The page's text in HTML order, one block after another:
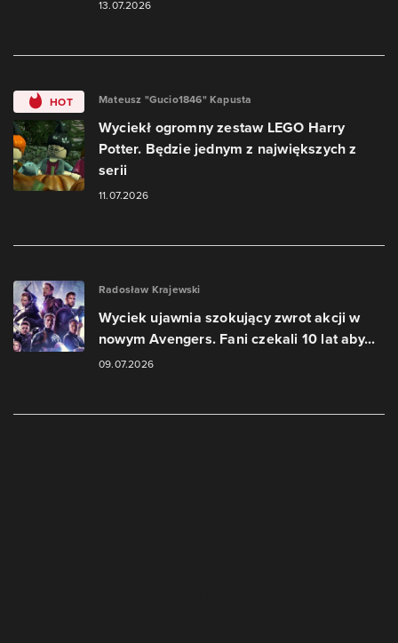
13.07.2026
HOT Mateusz "Gucio1846" Kapusta
Wyciekł ogromny zestaw LEGO Harry
Potter. Będzie jednym z największych z
serii
11.07.2026
Radosław Krajewski
Wyciek ujawnia szokujący zwrot akcji w
nowym Avengers. Fani czekali 10 lat aby...
09.07.2026